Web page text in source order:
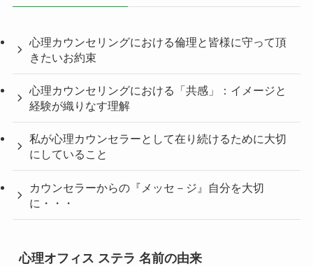
心理カウンセリングにおける倫理と皆様に守って頂
きたいお約束
心理カウンセリングにおける「共感」：イメージと
経験が織りなす理解
私が心理カウンセラーとして在り続けるために大切
にしていること
カウンセラーからの『メッセ－ジ』自分を大切
に・・・
心理オフィス ステラ 名前の由来